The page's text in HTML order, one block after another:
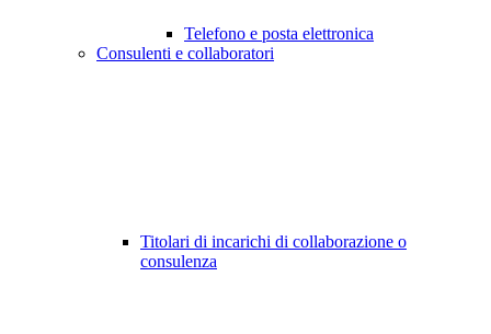
Telefono e posta elettronica
Consulenti e collaboratori
Titolari di incarichi di collaborazione o
consulenza